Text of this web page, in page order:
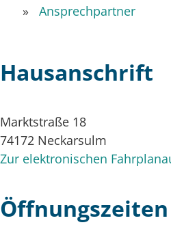
Ansprechpartner
Hausanschrift
Marktstraße 18
74172 Neckarsulm
Zur elektronischen
Öffnungszeiten